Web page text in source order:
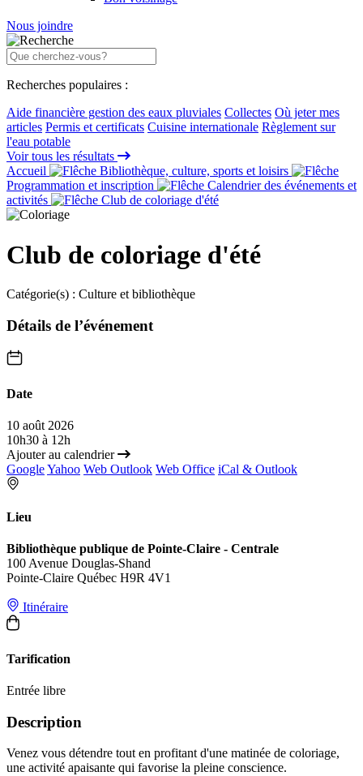
Nous joindre
Recherches populaires :
Aide financière gestion des eaux pluviales Collectes Où jeter mes
articles Permis et certificats Cuisine internationale Règlement sur
l'eau potable
Voir tous les résultats
Accueil
Bibliothèque, culture, sports et loisirs
Programmation et inscription
Calendrier des événements et
activités
Club de coloriage d'été
Club de coloriage d'été
Catégorie(s) : Culture et bibliothèque
Détails de l’événement
Date
10 août 2026
10h30 à 12h
Ajouter au calendrier
GoogleYahoo Web Outlook Web Office iCal & Outlook
Lieu
Bibliothèque publique de Pointe-Claire - Centrale
100 Avenue Douglas-Shand
Pointe-Claire Québec H9R 4V1
Itinéraire
Tarification
Entrée libre
Description
Venez vous détendre tout en profitant d'une matinée de coloriage,
une activité apaisante qui favorise la pleine conscience.